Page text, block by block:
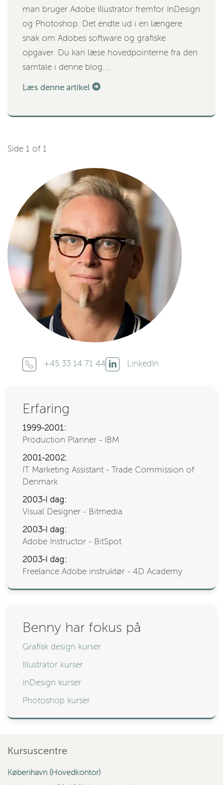
man bruger Adobe Illustrator fremfor InDesign
og Photoshop. Det endte ud i en længere
snak om Adobes software og grafiske
opgaver. Du kan læse hovedpointerne fra den
samtale i denne blog.…
Læs denne artikel
Side 1 of 1
+45 33 14 71 44 LinkedIn
Erfaring
1999-2001:
Production Planner - IBM
2001-2002:
IT Marketing Assistant - Trade Commission of
Denmark
2003-I dag:
Visual Designer - Bitmedia
2003-I dag:
Adobe Instructor - BitSpot
2003-I dag:
Freelance Adobe instruktør - 4D Academy
Benny har fokus på
Grafisk design kurser
Illustrator kurser
InDesign kurser
Photoshop kurser
Kursuscentre
København (Hovedkontor)